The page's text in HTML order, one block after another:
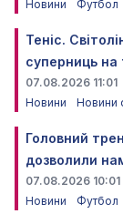
Новини
Футбол
Теніс.
суперниць на
07.08.2026 11:01
Новини
Новини
Головний
дозволили
07.08.2026 10:01
Новини
Футбол